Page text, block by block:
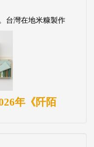
台灣在地米糠製作
年《阡陌